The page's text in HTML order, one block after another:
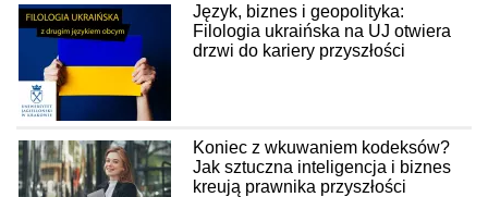
Język, biznes i geopolityka:
Filologia ukraińska na UJ otwiera
drzwi do kariery przyszłości
Koniec z wkuwaniem kodeksów?
Jak sztuczna inteligencja i biznes
kreują prawnika przyszłości